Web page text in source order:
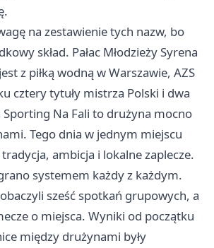
na zestawienie tych nazw, bo
skład. Pałac Młodzieży Syrena
z piłką wodną w Warszawie, AZS
cztery tytuły mistrza Polski i dwa
Sporting Na Fali to drużyna mocno
Tego dnia w jednym miejscu
tradycja, ambicja i lokalne zaplecze.
systemem każdy z każdym.
sześć spotkań grupowych, a
o miejsca. Wyniki od początku
między drużynami były